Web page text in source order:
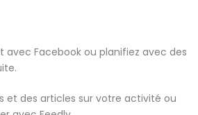
avec Facebook ou planifiez avec des
et des articles sur votre activité ou